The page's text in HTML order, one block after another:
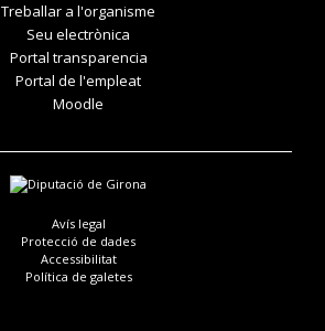
Treballar a l'organisme
Seu electrònica
Portal transparencia
Portal de l'empleat
Moodle
Avís legal
Protecció de dades
Accessibilitat
Política de galetes